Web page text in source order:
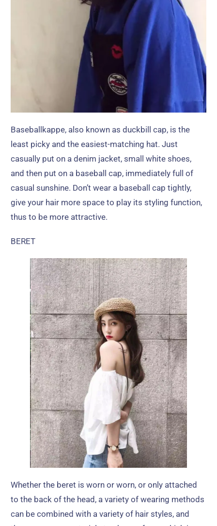
Baseballkappe, also known as duckbill cap, is the
least picky and the easiest-matching hat.Just
casually put on a denim jacket,small white shoes,
and then put on a baseball cap, immediately full of
casual sunshine. Don’t wear a baseball cap tightly,
give your hair more space to play its styling function,
thus to be more attractive.
BERET
Whether the beret is worn or worn,or only attached
to the back of the head , a variety of wearing methods
can be combined with a variety of hair styles, and